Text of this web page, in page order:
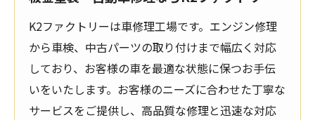
K2ファクトリーは車修理工場です。エンジン修理
から車検、中古パーツの取り付けまで幅広く対応
しており、お客様の車を最適な状態に保つお手伝
いをいたします。お客様のニーズに合わせた丁寧な
サービスをご提供し、高品質な修理と迅速な対応